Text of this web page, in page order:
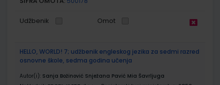
Udžbenik Omot
HELLO, WORLD! 7; udžbenik engleskog jezika za sedmi razred
osnovne škole, sedma godina učenja
Autor(i): Sanja Božinović Snježana Pavić Mia Šavrljuga